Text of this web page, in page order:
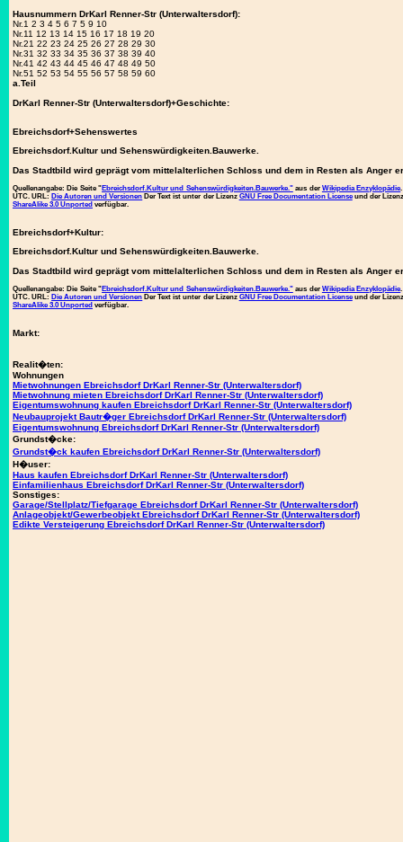
Hausnummern DrKarl Renner-Str (Unterwaltersdorf):
Nr.1 2 3 4 5 6 7 5 9 10
Nr.11 12 13 14 15 16 17 18 19 20
Nr.21 22 23 24 25 26 27 28 29 30
Nr.31 32 33 34 35 36 37 38 39 40
Nr.41 42 43 44 45 46 47 48 49 50
Nr.51 52 53 54 55 56 57 58 59 60
a.Teil
DrKarl Renner-Str (Unterwaltersdorf)+Geschichte:
Ebreichsdorf+Sehenswertes
Ebreichsdorf.Kultur und Sehenswürdigkeiten.Bauwerke.
Das Stadtbild wird geprägt vom mittelalterlichen Schloss und dem in Resten als Anger
Quellenangabe: Die Seite "Ebreichsdorf.Kultur und Sehenswürdigkeiten.Bauwerke."aus der Wikipedia Enzyklopädie
UTC. URL: Die Autoren und Versionen Der Text ist unter der Lizenz GNU Free Documentation Licenseund der
ShareAlike 3.0 Unported verfügbar.
Ebreichsdorf+Kultur:
Ebreichsdorf.Kultur und Sehenswürdigkeiten.Bauwerke.
Das Stadtbild wird geprägt vom mittelalterlichen Schloss und dem in Resten als Anger
Quellenangabe: Die Seite "Ebreichsdorf.Kultur und Sehenswürdigkeiten.Bauwerke."aus der Wikipedia Enzyklopädie
UTC. URL: Die Autoren und Versionen Der Text ist unter der Lizenz GNU Free Documentation Licenseund der
ShareAlike 3.0 Unported verfügbar.
Markt:
Realit�ten:
Wohnungen
Mietwohnungen Ebreichsdorf DrKarl Renner-Str (Unterwaltersdorf)
Mietwohnung mieten Ebreichsdorf DrKarl Renner-Str (Unterwaltersdorf)
Eigentumswohnung kaufen Ebreichsdorf DrKarl Renner-Str (Unterwaltersdorf)
Neubauprojekt Bautr�ger Ebreichsdorf DrKarl Renner-Str (Unterwaltersdorf)
Eigentumswohnung Ebreichsdorf DrKarl Renner-Str (Unterwaltersdorf)
Grundst�cke:
Grundst�ck kaufen Ebreichsdorf DrKarl Renner-Str (Unterwaltersdorf)
H�user:
Haus kaufen Ebreichsdorf DrKarl Renner-Str (Unterwaltersdorf)
Einfamilienhaus Ebreichsdorf DrKarl Renner-Str (Unterwaltersdorf)
Sonstiges:
Garage/Stellplatz/Tiefgarage Ebreichsdorf DrKarl Renner-Str (Unterwaltersdorf)
Anlageobjekt/Gewerbeobjekt Ebreichsdorf DrKarl Renner-Str (Unterwaltersdorf)
Edikte Versteigerung Ebreichsdorf DrKarl Renner-Str (Unterwaltersdorf)